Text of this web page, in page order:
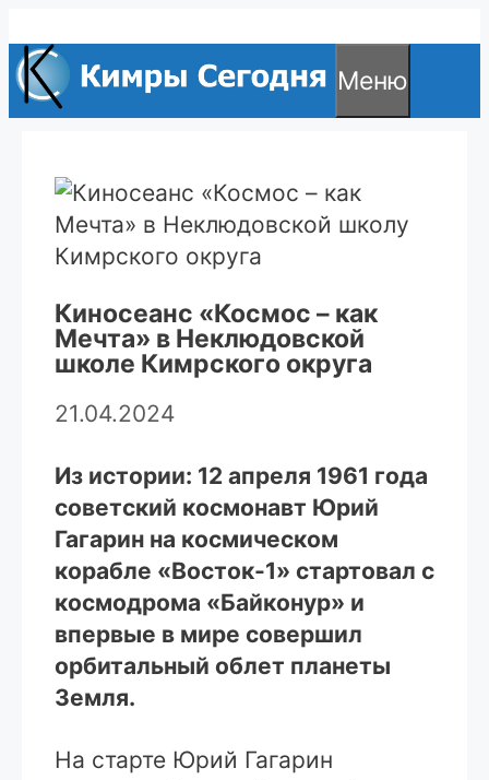
к
содержимому
Меню
Киносеанс «Космос – как
Мечта» в Неклюдовской
школе Кимрского округа
21.04.2024
Из истории: 12 апреля 1961 года
советский космонавт Юрий
Гагарин на космическом
корабле «Восток-1» стартовал с
космодрома «Байконур» и
впервые в мире совершил
орбитальный облет планеты
Земля.
На старте Юрий Гагарин